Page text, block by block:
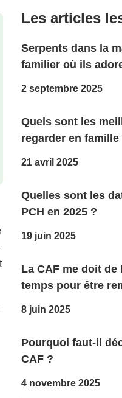
Les articles
Serpents dans la
familier où ils
2 septembre 2025
Quels sont les
regarder en famille
21 avril 2025
Quelles sont les
PCH en 2025 ?
19 juin 2025
La CAF me doit de
temps pour être
8 juin 2025
Pourquoi faut-il
CAF ?
4 novembre 2025